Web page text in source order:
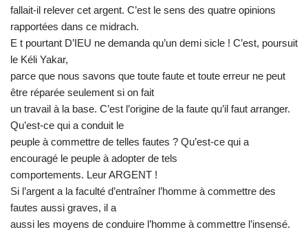
fallait-il relever cet argent. C’est le sens des quatre opinions
rapportées dans ce midrach.
E t pourtant D’IEU ne demanda qu’un demi sicle ! C’est, poursuit
le Kéli Yakar,
parce que nous savons que toute faute et toute erreur ne peut
être réparée seulement si on fait
un travail à la base. C’est l’origine de la faute qu’il faut arranger.
Qu’est-ce qui a conduit le
peuple à commettre de telles fautes ? Qu’est-ce qui a
encouragé le peuple à adopter de tels
comportements. Leur ARGENT !
Si l’argent a la faculté d’entraîner l’homme à commettre des
fautes aussi graves, il a
aussi les moyens de conduire l’homme à commettre l’insensé.